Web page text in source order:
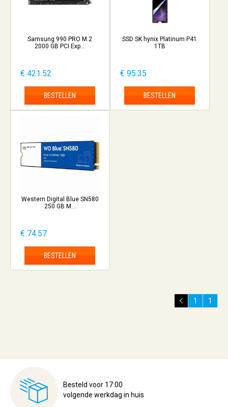
Samsung 990 PRO M.2
2000 GB PCI Exp...
€ 421.52
BESTELLEN
SSD SK hynix Platinum P41
1TB
€ 95.35
BESTELLEN
Western Digital Blue SN580
250 GB M...
€ 74.57
BESTELLEN
1 1
Besteld voor 17:00
volgende werkdag in huis